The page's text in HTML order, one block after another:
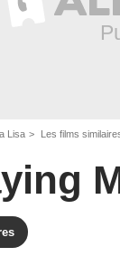
Lisa Les films